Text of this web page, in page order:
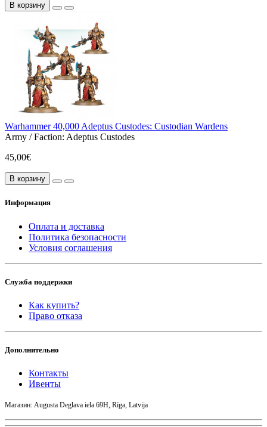
В корзину
Warhammer 40,000 Adeptus Custodes: Custodian Wardens
Army / Faction: Adeptus Custodes
45,00€
В корзину
Информация
Оплата и доставка
Политика безопасности
Условия соглашения
Служба поддержки
Как купить?
Право отказа
Дополнительно
Контакты
Ивенты
Магазин: Augusta Deglava iela 69H, Rīga, Latvija